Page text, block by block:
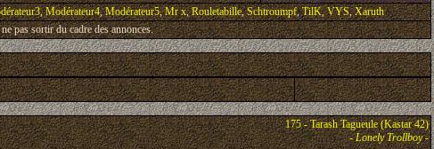
,Modérateur4,Modérateur5,Mr x,Rouletabille,Schtroumpf,TilK,VYS,Xaruth
pas sortir du cadre des annonces.
175 - Tarash Tagueule (Kastar 42)
-Lonely Trollboy-